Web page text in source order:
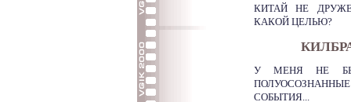
КИТАЙ НЕ
КАКОЙ ЦЕЛЬЮ?
У МЕНЯ НЕ
СОБЫТИЯ...